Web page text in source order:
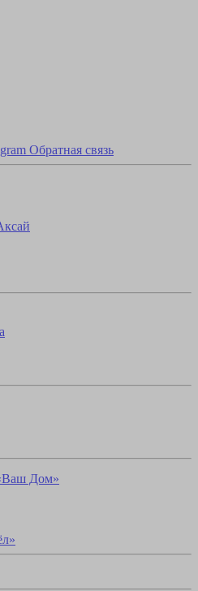
Обратная связь
Дом»